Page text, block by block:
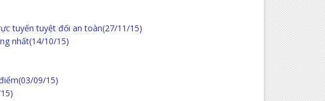
tuyến tuyệt đối an toàn(27/11/15)
nhất(14/10/15)
(03/09/15)